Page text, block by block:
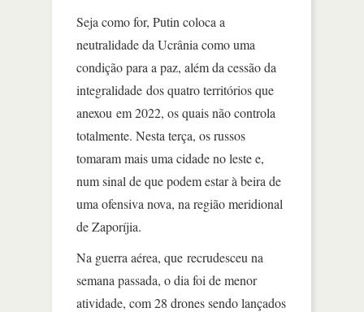
Seja como for, Putin coloca a
neutralidade da Ucrânia como uma
condição para a paz, além da cessão da
integralidade dos quatro territórios que
anexou em 2022, os quais não controla
totalmente. Nesta terça, os russos
tomaram mais uma cidade no leste e,
num sinal de que podem estar à beira de
uma ofensiva nova, na região meridional
de Zaporíjia.
Na guerra aérea, que recrudesceu na
semana passada, o dia foi de menor
atividade, com 28 drones sendo lançados